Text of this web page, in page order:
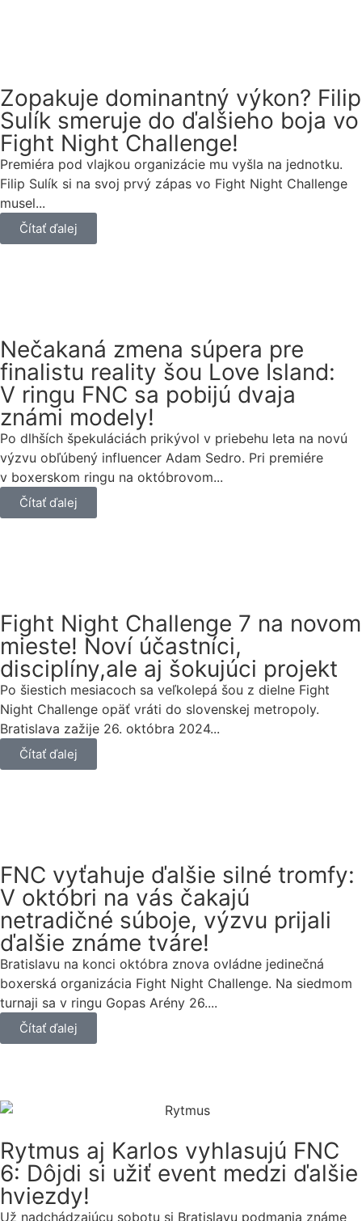
Zopakuje dominantný výkon? Filip
Sulík smeruje do ďalšieho boja vo
Fight Night Challenge!
Premiéra pod vlajkou organizácie mu vyšla na jednotku.
Filip Sulík si na svoj prvý zápas vo Fight Night Challenge
musel...
Čítať ďalej
Nečakaná zmena súpera pre
finalistu reality šou Love Island:
V ringu FNC sa pobijú dvaja
známi modely!
Po dlhších špekuláciách prikývol v priebehu leta na novú
výzvu obľúbený influencer Adam Sedro. Pri premiére
v boxerskom ringu na októbrovom...
Čítať ďalej
Fight Night Challenge 7 na novom
mieste! Noví účastníci,
disciplíny,ale aj šokujúci projekt
Po šiestich mesiacoch sa veľkolepá šou z dielne Fight
Night Challenge opäť vráti do slovenskej metropoly.
Bratislava zažije 26. októbra 2024...
Čítať ďalej
FNC vyťahuje ďalšie silné tromfy:
V októbri na vás čakajú
netradičné súboje, výzvu prijali
ďalšie známe tváre!
Bratislavu na konci októbra znova ovládne jedinečná
boxerská organizácia Fight Night Challenge. Na siedmom
turnaji sa v ringu Gopas Arény 26....
Čítať ďalej
Rytmus aj Karlos vyhlasujú FNC
6: Dôjdi si užiť event medzi ďalšie
hviezdy!
Už nadchádzajúcu sobotu si Bratislavu podmania známe